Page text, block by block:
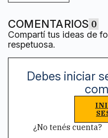
COMENTARIOS 0
Compartí tus ideas de
respetuosa.
Debes iniciar
¿No tenés cuenta?